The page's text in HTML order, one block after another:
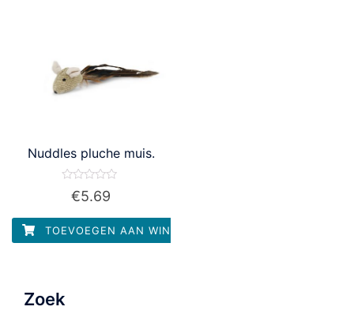
Nuddles pluche muis.
Waardering
5
€5.69
TOEVOEGEN AAN WINKELWAGEN
Zoek